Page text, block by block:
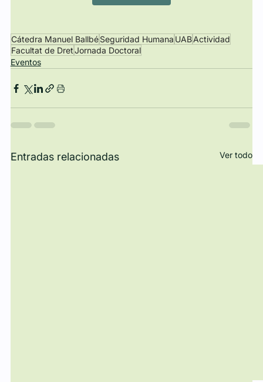
Cátedra Manuel BallbéSeguridad Humana UABActividad
Facultat de DretJornada Doctoral
Eventos
Entradas relacionadas Ver todo